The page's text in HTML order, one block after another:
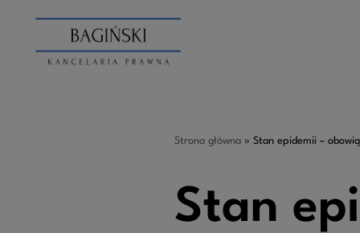
Strona główna» Stan epidemii –
Stan